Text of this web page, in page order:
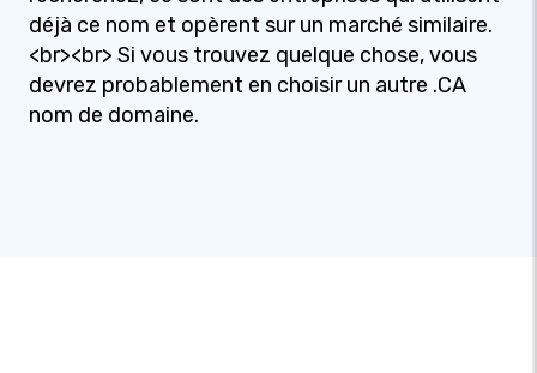
déjà ce nom et opèrent sur un marché similaire.
<br><br> Si vous trouvez quelque chose, vous
devrez probablement en choisir un autre .CA
nom de domaine.